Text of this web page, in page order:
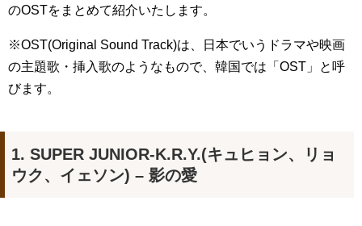
のOSTをまとめて紹介いたします。
※OST(Original Sound Track)は、日本でいうドラマや映画
の主題歌・挿入歌のようなもので、韓国では「OST」と呼
びます。
1. SUPER JUNIOR-K.R.Y.(キュヒョン、リョ
ウク、イェソン) – 影の愛